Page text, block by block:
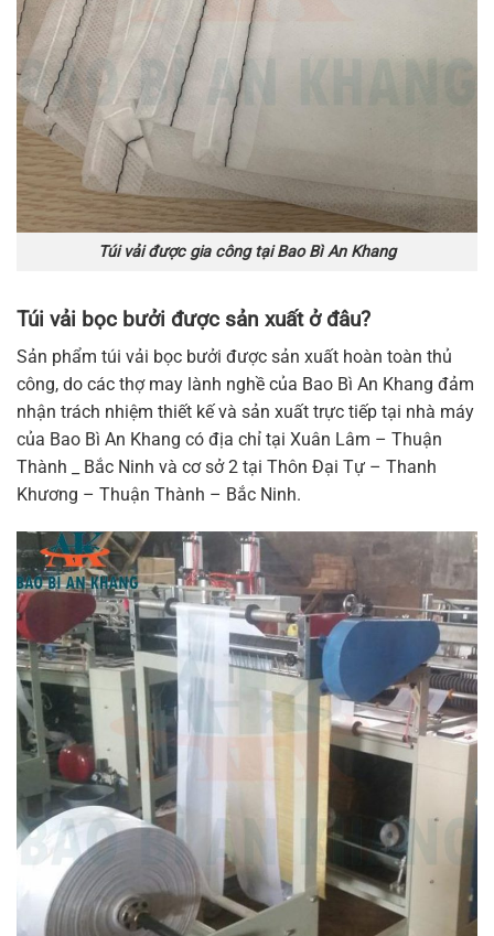
Túi vải được gia công tại Bao Bì An Khang
Túi vải bọc bưởi được sản xuất ở đâu?
Sản phẩm túi vải bọc bưởi được sản xuất hoàn toàn thủ
công, do các thợ may lành nghề của Bao Bì An Khang đảm
nhận trách nhiệm thiết kế và sản xuất trực tiếp tại nhà máy
của Bao Bì An Khang có địa chỉ tại Xuân Lâm – Thuận
Thành _ Bắc Ninh và cơ sở 2 tại Thôn Đại Tự – Thanh
Khương – Thuận Thành – Bắc Ninh.